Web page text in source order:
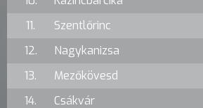
11.
Szentlőrinc
12.
Nagykanizsa
13.
Mezőkövesd
14.
Csákvár